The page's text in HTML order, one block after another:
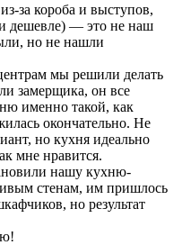
за короба и выступов,
дешевле) — это не наш
но не нашли
мы решили делать
замерщика, он все
именно такой, как
окончательно. Не
но кухня идеально
мне нравится.
нашу кухню-
стенам, им пришлось
но результат